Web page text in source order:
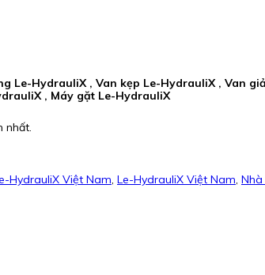
HydrauliX , Van kẹp Le-HydrauliX , Van
, Máy gặt Le-HydrauliX
nhất.
HydrauliX Việt Nam Le-HydrauliX Việt Nam